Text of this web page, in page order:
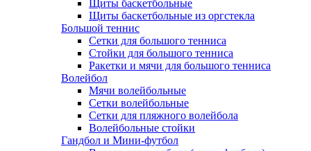
Щиты баскетбольные
Щиты баскетбольные из оргстекла
Большой теннис
Сетки для большого тенниса
Стойки для большого тенниса
Ракетки и мячи для большого тенниса
Волейбол
Мячи волейбольные
Сетки волейбольные
Сетки для пляжного волейбола
Волейбольные стойки
Гандбол и Мини-футбол